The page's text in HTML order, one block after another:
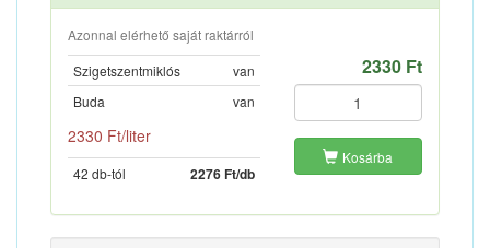
Azonnal elérhető saját raktárról
Szigetszentmiklós
van
Buda
van
2330 Ft/liter
42 db-tól 2276 Ft/db
2330 Ft
Kosárba